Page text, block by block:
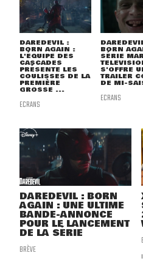
DAREDEVIL :
BORN AGAIN :
L'ÉQUIPE DES
CASCADES
PRÉSENTE LES
COULISSES DE LA
PREMIÈRE
GROSSE ...
ECRANS
BORN
SÉRIE
S'OFFRE
TRAILER
DE MI-
ECRANS
DAREDEVIL : BORN
AGAIN : UNE ULTIME
BANDE-ANNONCE
POUR LE LANCEMENT
DE LA SÉRIE
BRÈVE